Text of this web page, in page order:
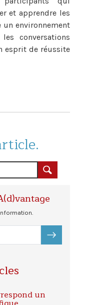
et apprendre les
un environnement
conversations
esprit de réussite
S'ABONNER
un